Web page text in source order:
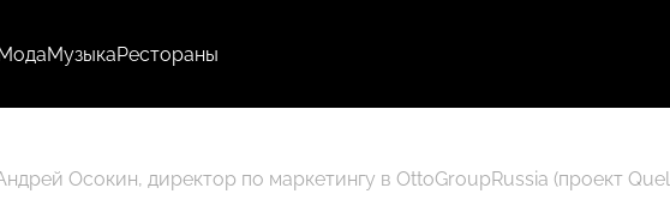
МузыкаРестораны
Осокин, директор по маркетингу в OttoGroupRussia (проект